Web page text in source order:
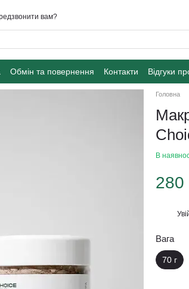
вам?
Обмін та повернення Контакти Відгуки
Головна
В
280
Вага
70 г